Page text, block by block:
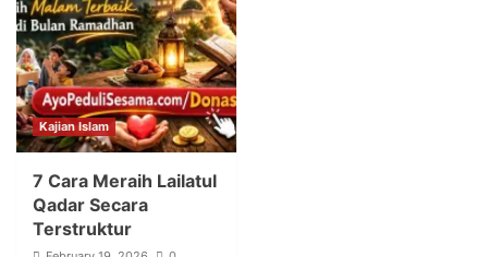
Kajian Islam
7 Cara Meraih Lailatul
Qadar Secara
Terstruktur